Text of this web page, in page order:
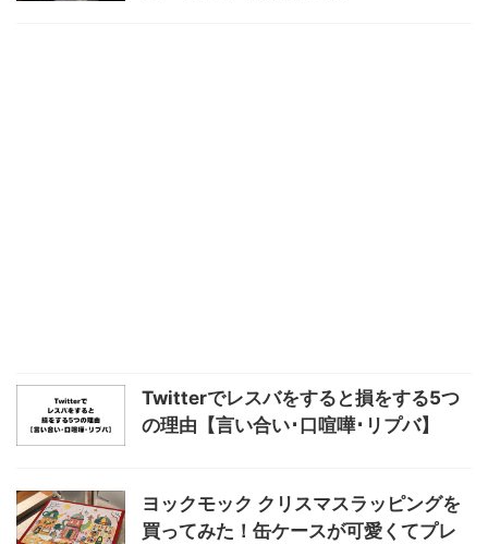
Twitterでレスバをすると損をする5つ
の理由【言い合い･口喧嘩･リプバ】
ヨックモック クリスマスラッピングを
買ってみた！缶ケースが可愛くてプレ